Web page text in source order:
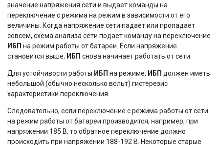
значение напряжения сети и выдает команды на
переключение с режима на режим в зависимости от его
величины. Когда напряжение сети падает или пропадает
совсем, схема анализа сети подает команду на переключение
ИБП на режим работы от батареи. Если напряжение
становится выше, ИБП снова начинает работать от сети.
Для устойчивости работы ИБП на режиме, ИБП должен иметь
небольшой (обычно несколько вольт) гистерезис
характеристики переключения.
Следовательно, если переключение с режима работы от сети
на режим работы от батареи производится, например, при
напряжении 185 В, то обратное переключение должно
происходить при напряжении 188-192 В. Некоторые старые